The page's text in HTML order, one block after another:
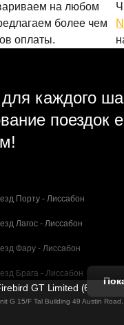
на любом
более чем
оплаты.
каждого
поездок
Порту - Лиссабон
Лагос - Лиссабон
Фару - Лиссабон
Брага - Лиссабон
Мадрид - Барселона
GT Limited
G 15/F Tal Building 49 Austin